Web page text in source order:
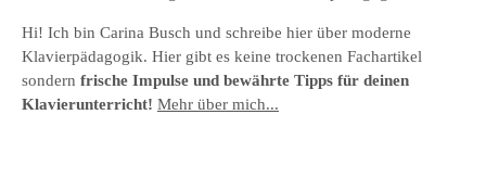
Hi! Ich bin Carina Busch und schreibe hier über moderne
Klavierpädagogik. Hier gibt es keine trockenen Fachartikel
sondern frische Impulse und bewährte Tipps für deinen
Klavierunterricht! Mehr über mich...